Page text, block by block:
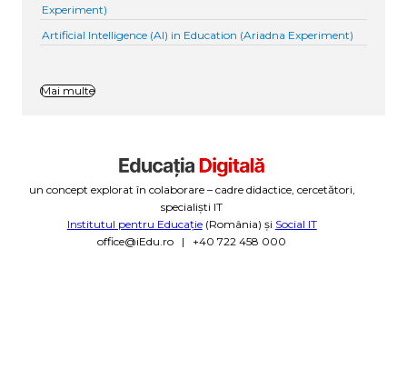
Experiment)
Artificial Intelligence (AI) in Education (Ariadna Experiment)
Mai multe
un concept explorat în colaborare – cadre didactice, cercetători,
specialiști IT
Institutul pentru Educație(România) și Social IT
office@iEdu.ro | +40 722 458 000